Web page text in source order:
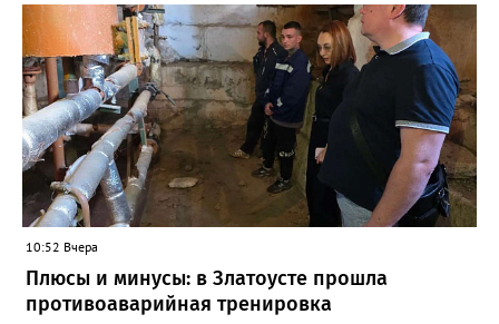
«Благодаря её мудрому руководству в школе сформировался
сильный педагогический коллектив, объединённый общими
ценностями и любовью к своему делу. Для многих Галина
Ивановна навсегда останется не только талантливым
руководителем, но и настоящим Учителем с большой буквы», -
говорится в сообществе школы №23 во ВКонтакте. Свои
соболезнования семье Галины Ивановны выразил глава
Златоуста Олег Решетников. «Её вклад зафиксирован в
важнейших документах школы, но главное - он остался в
людях: в тех учителях, которых она поддержала, в тех
учениках, которых она вдохновила. Заслуженный учитель РФ,
«Отличник народного просвещения», обладатель медали «За
доблестный труд», Галина Ивановна оставила не только
награды и документы, но и работающий, живой механизм
школы, который продолжает жить её принципами», - говорится
в некрологе.
10:52 Вчера
Плюсы и минусы: в Златоусте прошла
противоаварийная тренировка